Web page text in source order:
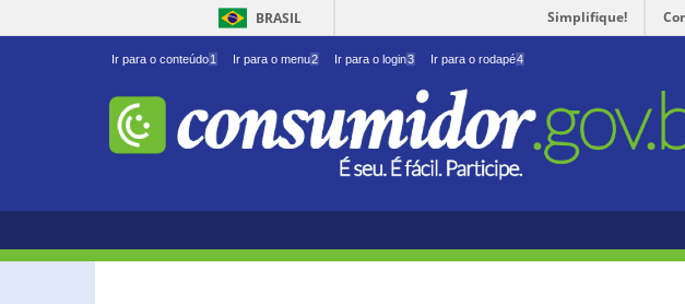
BRASIL Simplifique!
Ir para o conteúdo1 Ir para o menu2 Ir para o login3 Ir para o rodapé4